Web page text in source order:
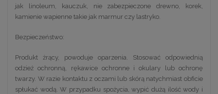
jak linoleum, kauczuk, nie zabezpieczone drewno, korek,
kamienie wapienne takie jak marmur czy lastryko.
Bezpieczeństwo:
Produkt żrący, powoduje oparzenia. Stosować odpowiednią
odzież ochronną, rękawice ochronne i okulary lub ochronę
twarzy. W razie kontaktu z oczami lub skórą natychmiast obficie
spłukać wodą. W przypadku spożycia, wypić dużą ilość wody i